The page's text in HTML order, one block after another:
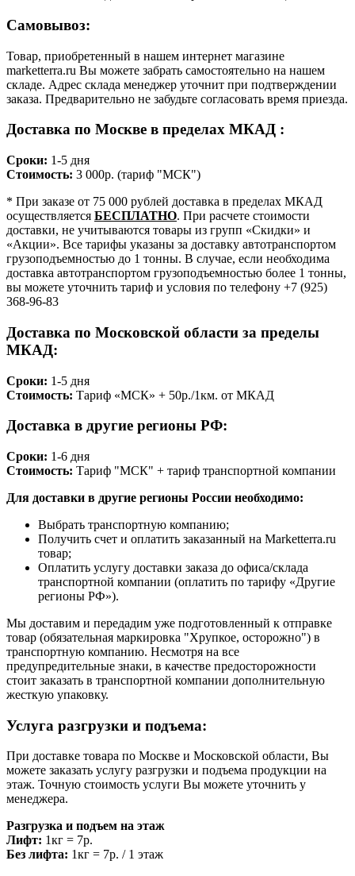
Самовывоз:
Товар, приобретенный в нашем интернет магазине
marketterra.ru Вы можете забрать самостоятельно на нашем
складе. Адрес склада менеджер уточнит при подтверждении
заказа. Предварительно не забудьте согласовать время приезда.
Доставка по Москве в пределах МКАД :
Сроки: 1-5 дня
Стоимость: 3 000р. (тариф "МСК")
* При заказе от 75 000 рублей доставка в пределах МКАД
осуществляется БЕСПЛАТНО. При расчете стоимости
доставки, не учитываются товары из групп «Скидки» и
«Акции». Все тарифы указаны за доставку автотранспортом
грузоподъемностью до 1 тонны. В случае, если необходима
доставка автотранспортом грузоподъемностью более 1 тонны,
вы можете уточнить тариф и условия по телефону +7 (925)
368-96-83
Доставка по Московской области за пределы
МКАД:
Сроки: 1-5 дня
Стоимость: Тариф «МСК» + 50р./1км. от МКАД
Доставка в другие регионы РФ:
Сроки: 1-6 дня
Стоимость: Тариф "МСК" + тариф транспортной компании
Для доставки в другие регионы России необходимо:
Выбрать транспортную компанию;
Получить счет и оплатить заказанный на Marketterra.ru
товар;
Оплатить услугу доставки заказа до офиса/склада
транспортной компании (оплатить по тарифу «Другие
регионы РФ»).
Мы доставим и передадим уже подготовленный к отправке
товар (обязательная маркировка "Хрупкое, осторожно") в
транспортную компанию. Несмотря на все
предупредительные знаки, в качестве предосторожности
стоит заказать в транспортной компании дополнительную
жесткую упаковку.
Услуга разгрузки и подъема:
При доставке товара по Москве и Московской области, Вы
можете заказать услугу разгрузки и подъема продукции на
этаж. Точную стоимость услуги Вы можете уточнить у
менеджера.
Разгрузка и подъем на этаж
Лифт: 1кг = 7р.
Без лифта: 1кг = 7р. / 1 этаж